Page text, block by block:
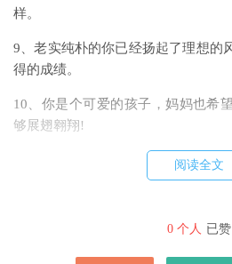
样。
9、老实纯朴的你已经扬起了理想的
得的成绩。
10、你是个可爱的孩子，妈妈也希
够展翅翱翔!
11、希望新学期，在老师的辛勤培
阅读全文
0 个人 已赞